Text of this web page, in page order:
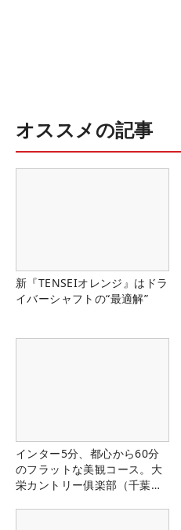
オススメの記事
新『TENSEIオレンジ』はドラ
イバーシャフトの“最適解”
インター5分、都心から60分
のフラットな美観コース。大
栄カントリー俱楽部（千葉